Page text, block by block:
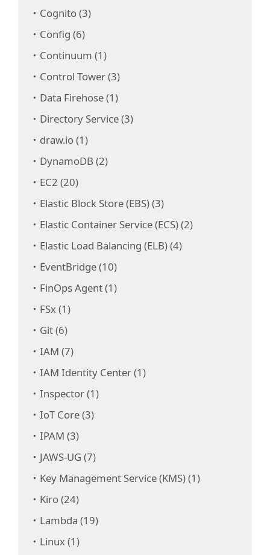
Cognito (3)
Config (6)
Continuum (1)
Control Tower (3)
Data Firehose (1)
Directory Service (3)
draw.io (1)
DynamoDB (2)
EC2 (20)
Elastic Block Store (EBS) (3)
Elastic Container Service (ECS) (2)
Elastic Load Balancing (ELB) (4)
EventBridge (10)
FinOps Agent (1)
FSx (1)
Git (6)
IAM (7)
IAM Identity Center (1)
Inspector (1)
IoT Core (3)
IPAM (3)
JAWS-UG (7)
Key Management Service (KMS) (1)
Kiro (24)
Lambda (19)
Linux (1)